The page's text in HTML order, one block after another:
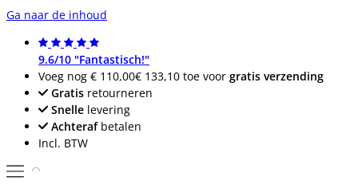
Ga naar de inhoud
9.6/10 "Fantastisch!"
Voeg nog € 110,00€ 133,10 toe voor gratis verzending
Gratis retourneren
Snelle levering
Achterafbetalen
Incl. BTW